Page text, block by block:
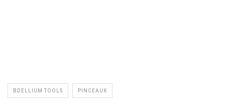
BDELLIUM TOOLS PINCEAUX